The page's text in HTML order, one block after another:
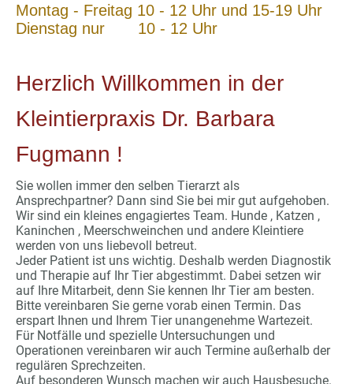
Montag - Freitag 10 - 12 Uhr und 15-19 Uhr
Dienstag nur 10 - 12 Uhr
Herzlich Willkommen in der
Kleintierpraxis Dr. Barbara
Fugmann !
Sie wollen immer den selben Tierarzt als
Ansprechpartner? Dann sind Sie bei mir gut aufgehoben.
Wir sind ein kleines engagiertes Team. Hunde , Katzen ,
Kaninchen , Meerschweinchen und andere Kleintiere
werden von uns liebevoll betreut.
Jeder Patient ist uns wichtig. Deshalb werden Diagnostik
und Therapie auf Ihr Tier abgestimmt. Dabei setzen wir
auf Ihre Mitarbeit, denn Sie kennen Ihr Tier am besten.
Bitte vereinbaren Sie gerne vorab einen Termin. Das
erspart Ihnen und Ihrem Tier unangenehme Wartezeit.
Für Notfälle und spezielle Untersuchungen und
Operationen vereinbaren wir auch Termine außerhalb der
regulären Sprechzeiten.
Auf besonderen Wunsch machen wir auch Hausbesuche.